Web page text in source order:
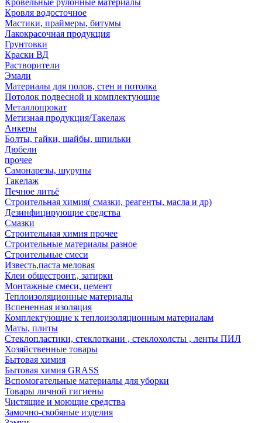
Кровельные рулонные материалы
Кровля водосточное
Мастики, праймеры, битумы
Лакокрасочная продукция
Грунтовки
Краски ВД
Растворители
Эмали
Материалы для полов, стен и потолка
Потолок подвесной и комплектующие
Металлопрокат
Метизная продукция/Такелаж
Анкеры
Болты, гайки, шайбы, шпильки
Дюбели
прочее
Самонарезы, шурупы
Такелаж
Печное литьё
Строительная химия( смазки, реагенты, масла и др)
Дезинфицирующие средства
Смазки
Строительная химия прочее
Строительные материалы разное
Строительные смеси
Известь,паста меловая
Клеи общестроит., затирки
Монтажные смеси, цемент
Теплоизоляционные материалы
Вспененная изоляция
Комплектующие к теплоизоляционным материалам
Маты, плиты
Стеклопластики, стеклоткани , стеклохолсты , ленты ПИЛ
Хозяйственные товары
Бытовая химия
Бытовая химия GRASS
Вспомогательные материалы для уборки
Товары личной гигиены
Чистящие и моющие средства
Замочно-скобяные изделия